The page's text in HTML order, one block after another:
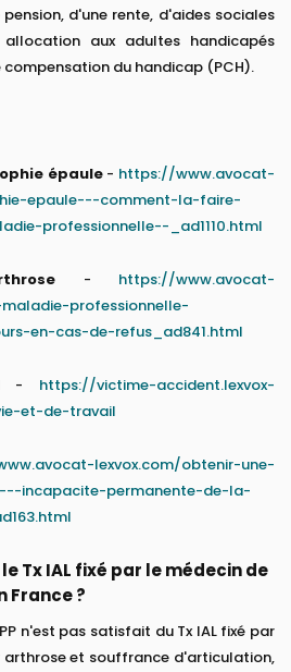
d'une rente, d'aides sociales
aux adultes handicapés
du handicap (PCH).
épaule- https://www.avocat-
epaule---comment-la-faire-
professionnelle--_ad1110.html
- https://www.avocat-
professionnelle-
en-cas-de-refus_ad841.html
- https://victime-accident.lexvox-
et-de-travail
lexvox.com/obtenir-une-
incapacite-permanente-de-la-
Tx IAL fixé par le médecin de
France ?
n'est pas satisfait du Tx IAL fixé par
arthrose et souffrance d'articulation,